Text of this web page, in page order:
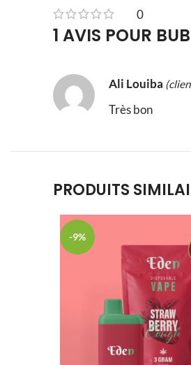
0
1 AVIS POUR
Ali Louiba
Très bon
PRODUITS
-9%